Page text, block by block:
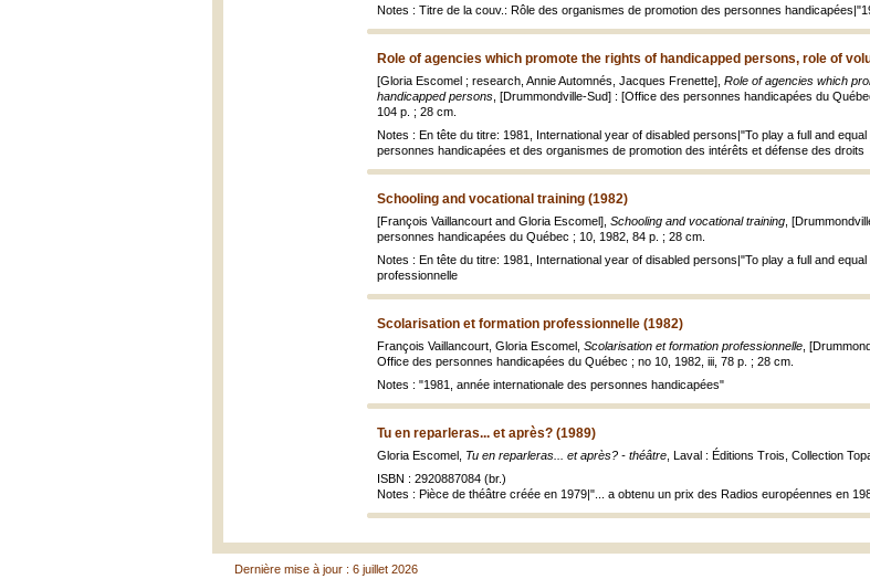
Notes : Titre de la couv.: Rôle des organismes de promotion des personnes
Role of agencies which promote the rights of handicapped persons, role of
[Gloria Escomel ; research, Annie Automnés, Jacques Frenette], Role of agencies which
handicapped persons , [Drummondville-Sud] : [Office des personnes handicapées du
104 p. ; 28 cm.
Notes : En tête du titre: 1981, International year of disabled persons|"To play a full and
personnes handicapées et des organismes de promotion des intérêts et défense des droits
Schooling and vocational training (1982)
[François Vaillancourt and Gloria Escomel], Schooling and vocational training ,
personnes handicapées du Québec ; 10, 1982, 84 p. ; 28 cm.
Notes : En tête du titre: 1981, International year of disabled persons|"To play a full and
professionnelle
Scolarisation et formation professionnelle (1982)
François Vaillancourt, Gloria Escomel, Scolarisation et formation professionnelle ,
Office des personnes handicapées du Québec ; no 10, 1982, iii, 78 p. ; 28 cm.
Notes : "1981, année internationale des personnes handicapées"
Tu en reparleras... et après? (1989)
Gloria Escomel, Tu en reparleras... et après? - théâtre , Laval : Éditions Trois, Collection
ISBN : 2920887084 (br.)
Notes : Pièce de théâtre créée en 1979|"... a obtenu un prix des Radios européennes en
Dernière mise à jour : 6 juillet 2026